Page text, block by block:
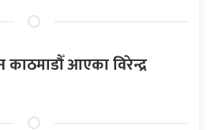
आएका विरेन्द्र